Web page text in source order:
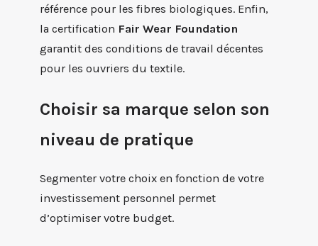
référence pour les fibres biologiques. Enfin,
la certification Fair Wear Foundation
garantit des conditions de travail décentes
pour les ouvriers du textile.
Choisir sa marque selon son
niveau de pratique
Segmenter votre choix en fonction de votre
investissement personnel permet
d’optimiser votre budget.